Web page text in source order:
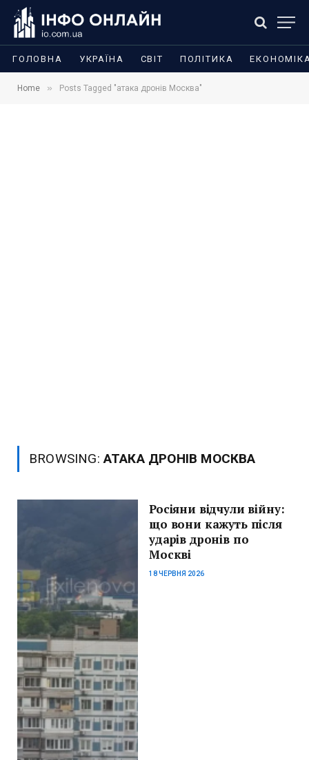
ГОЛОВНА УКРАЇНА СВІТ ПОЛІТИКА
Home » Posts Tagged "атака дронів Москва"
BROWSING:АТАКА ДРОНІВ МОСКВА
Росіяни відчули війну:
що вони кажуть після
ударів дронів по
Москві
18 ЧЕРВНЯ 2026